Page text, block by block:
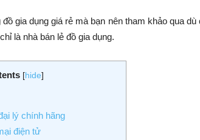
gia dụng giá rẻ mà bạn nên tham khảo qua dù
là nhà bán lẻ đồ gia dụng.
[hide]
lý chính hãng
điện tử